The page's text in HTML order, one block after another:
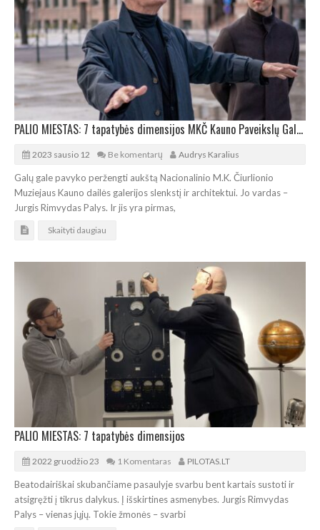
PALIO MIESTAS: 7 tapatybės dimensijos MKČ Kauno Paveikslų Galerijoje
2023 sausio 12 Be komentarų Audrys Karalius
Galų gale pavyko peržengti aukštą Nacionalinio M.K. Čiurlionio
Muziejaus Kauno dailės galerijos slenkstį ir architektui. Jo vardas –
Jurgis Rimvydas Palys. Ir jis yra pirmas,
Skaityti daugiau
PALIO MIESTAS: 7 tapatybės dimensijos
2022 gruodžio 23 1 Komentaras PILOTAS.LT
Beatodairiškai skubančiame pasaulyje svarbu bent kartais sustoti ir
atsigręžti į tikrus dalykus. Į išskirtines asmenybes. Jurgis Rimvydas
Palys – vienas jųjų. Tokie žmonės – svarbi